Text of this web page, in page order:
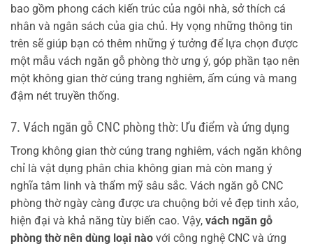
bao gồm phong cách kiến trúc của ngôi nhà, sở thích cá
nhân và ngân sách của gia chủ. Hy vọng những thông tin
trên sẽ giúp bạn có thêm những ý tưởng để lựa chọn được
một mẫu vách ngăn gỗ phòng thờ ưng ý, góp phần tạo nên
một không gian thờ cúng trang nghiêm, ấm cúng và mang
đậm nét truyền thống.
7. Vách ngăn gỗ CNC phòng thờ: Ưu điểm và ứng dụng
Trong không gian thờ cúng trang nghiêm, vách ngăn không
chỉ là vật dụng phân chia không gian mà còn mang ý
nghĩa tâm linh và thẩm mỹ sâu sắc. Vách ngăn gỗ CNC
phòng thờ ngày càng được ưa chuộng bởi vẻ đẹp tinh xảo,
hiện đại và khả năng tùy biến cao. Vậy, vách ngăn gỗ
phòng thờ nên dùng loại nào với công nghệ CNC và ứng